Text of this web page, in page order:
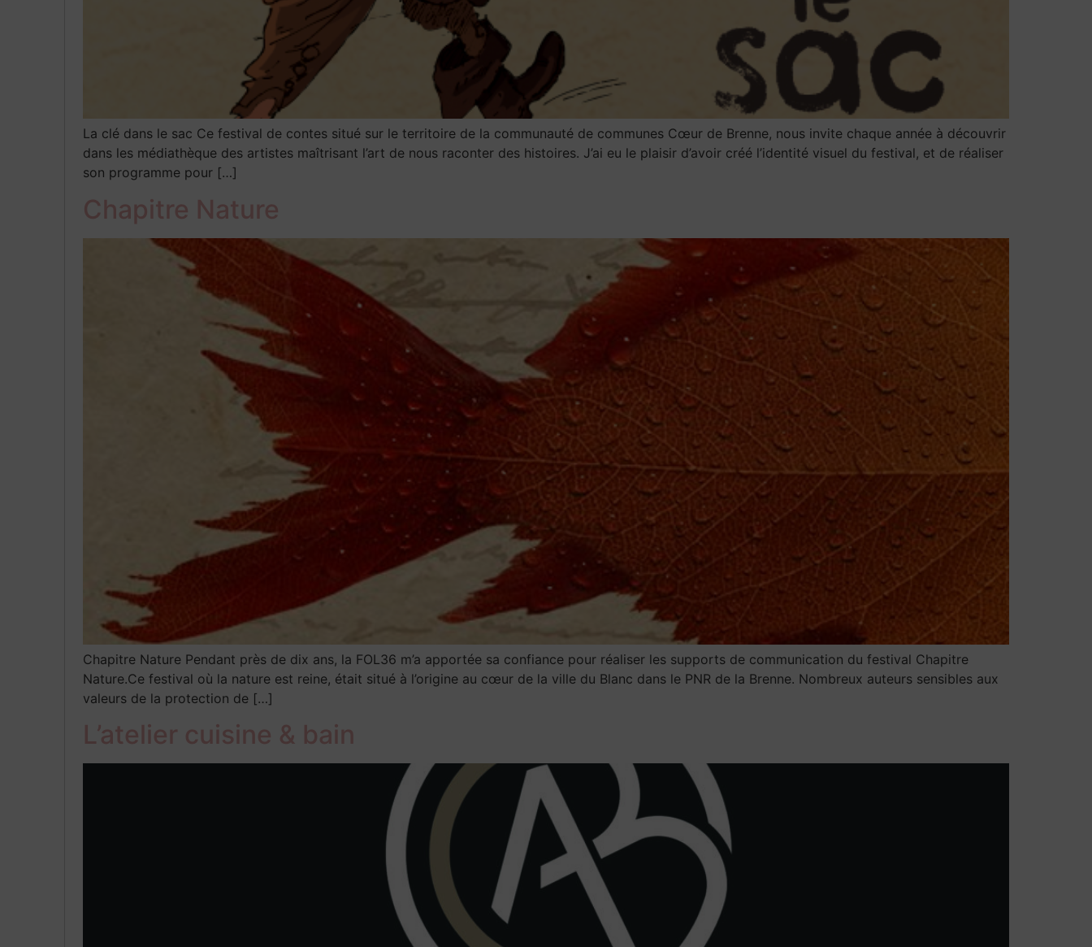
La clé dans le sac Ce festival de contes situé sur le territoire de la communauté de communes Cœur de Brenne, nous invite chaque année à découvrir
dans les médiathèque des artistes maîtrisant l’art de nous raconter des histoires. J’ai eu le plaisir d’avoir créé l’identité visuel du festival, et de réaliser
son programme pour […]
Chapitre Nature
Chapitre Nature Pendant près de dix ans, la FOL36 m’a apportée sa confiance pour réaliser les supports de communication du festival Chapitre
Nature.Ce festival où la nature est reine, était situé à l’origine au cœur de la ville du Blanc dans le PNR de la Brenne. Nombreux auteurs sensibles aux
valeurs de la protection de […]
L’atelier cuisine & bain